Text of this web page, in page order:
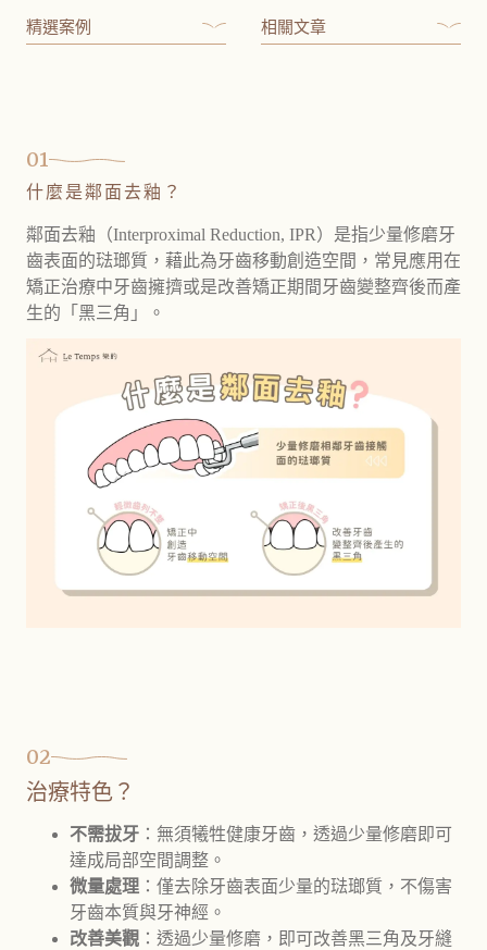
精選案例 相關文章
01
什麼是鄰面去釉？
鄰面去釉（Interproximal Reduction, IPR）是指少量修磨牙
齒表面的琺瑯質，藉此為牙齒移動創造空間，常見應用在
矯正治療中牙齒擁擠或是改善矯正期間牙齒變整齊後而產
生的「黑三角」。
02
治療特色？
不需拔牙 ：無須犧牲健康牙齒，透過少量修磨即可
達成局部空間調整。
微量處理 ：僅去除牙齒表面少量的琺瑯質，不傷害
牙齒本質與牙神經。
改善美觀 ：透過少量修磨，即可改善黑三角及牙縫